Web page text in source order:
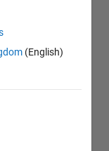
(English)